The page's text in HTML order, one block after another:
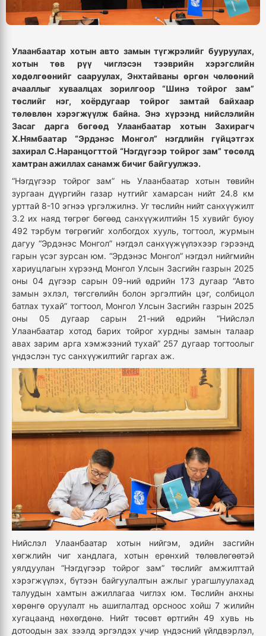
Улаанбаатар хотын авто замын түгжрэлийг бууруулах,
хотын төв рүү чиглэсэн тээврийн хэрэгслийн
хөдөлгөөнийг сааруулах, Энхтайваны өргөн чөлөөний
ачааллыг хуваалцах зорилгоор “Шинэ тойрог зам”
төслийг нэг, хоёрдугаар тойрог замтай байхаар
төлөвлөн хэрэгжүүлж байна. Энэ хүрээнд нийслэлийн
Засаг дарга бөгөөд Улаанбаатар хотын Захирагч
Х.Нямбаатар “Эрдэнэс Монгол” нэгдлийн гүйцэтгэх
захирал С.Наранцогттой “Нэгдүгээр тойрог зам” төсөлд
хамтран ажиллах санамж бичиг байгуулжээ.
“Нэгдүгээр тойрог зам” нь Улаанбаатар хотын төвийн
зургаан дүүргийн газар нутгийг хамарсан нийт 24.8 км
урттай 8-10 эгнээ үргэлжилнэ. Уг төслийн нийт санхүүжилт
3.2 их наяд төгрөг бөгөөд санхүүжилтийн 15 хувийг буюу
492 тэрбум төгрөгийг холбогдох хууль, тогтоол, журмын
дагуу “Эрдэнэс Монгол” нэгдэл санхүүжүүлэхээр гэрээнд
гарын үсэг зурсан юм. “Эрдэнэс Монгол” нэгдэл нийгмийн
хариуцлагын хүрээнд Монгол Улсын Засгийн газрын 2025
оны 04 дүгээр сарын 09-ний өдрийн 173 дугаар “Авто
замын эхлэл, төгсгөлийн болон эргэлтийн цэг, солбицол
батлах тухай” тогтоол, Монгол Улсын Засгийн газрын 2025
оны 05 дугаар сарын 21-ний өдрийн “Нийслэл
Улаанбаатар хотод барих тойрог хурдны замын талаар
авах зарим арга хэмжээний тухай” 257 дугаар тогтоолыг
үндэслэн тус санхүүжилтийг гаргах аж.
Нийслэл Улаанбаатар хотын нийгэм, эдийн засгийн
хөгжлийн чиг хандлага, хотын ерөнхий төлөвлөгөөтэй
уялдуулан “Нэгдүгээр тойрог зам” төслийг амжилттай
хэрэгжүүлэх, бүтээн байгуулалтын ажлыг урагшлуулахад
талуудын хамтын ажиллагаа чиглэх юм. Төслийн анхны
хөрөнгө оруулалт нь ашиглалтад орсноос хойш 7 жилийн
хугацаанд нөхөгдөнө. Нийт төсөвт өртгийн 49 хувь нь
дотоодын зах зээлд эргэлдэх учир үндэсний үйлдвэрлэл,